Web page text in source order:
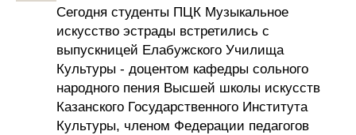
Сегодня студенты ПЦК Музыкальное
искусство эстрады встретились с
выпускницей Елабужского Училища
Культуры - доцентом кафедры сольного
народного пения Высшей школы искусств
Казанского Государственного Института
Культуры, членом Федерации педагогов